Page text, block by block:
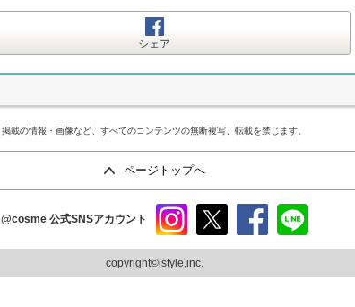
シェア
掲載の情報・画像など、すべてのコンテンツの無断複写、転載を禁じます。
ページトップへ
@cosme 公式SNSアカウント
ram
copyright©istyle,inc.